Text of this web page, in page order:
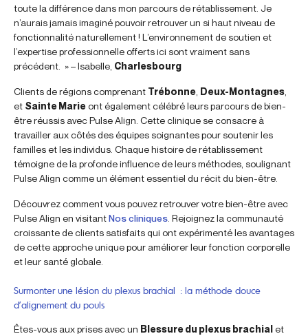
toute la différence dans mon parcours de rétablissement. Je
n’aurais jamais imaginé pouvoir retrouver un si haut niveau de
fonctionnalité naturellement ! L’environnement de soutien et
l’expertise professionnelle offerts ici sont vraiment sans
précédent. » – Isabelle, Charlesbourg
Clients de régions comprenant Trébonne Deux-Montagnes
et Sainte Marieont également célébré leurs parcours de bien-
être réussis avec Pulse Align. Cette clinique se consacre à
travailler aux côtés des équipes soignantes pour soutenir les
familles et les individus. Chaque histoire de rétablissement
témoigne de la profonde influence de leurs méthodes, soulignant
Pulse Align comme un élément essentiel du récit du bien-être.
Découvrez comment vous pouvez retrouver votre bien-être avec
Pulse Align en visitantNos cliniques . Rejoignez la communauté
croissante de clients satisfaits qui ont expérimenté les avantages
de cette approche unique pour améliorer leur fonction corporelle
et leur santé globale.
Surmonter une lésion du plexus brachial : la méthode douce
d’alignement du pouls
Êtes-vous aux prises avec un Blessure du plexus brachialet